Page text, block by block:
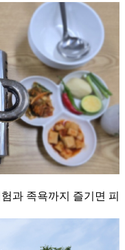
과 족욕까지 즐기면 피